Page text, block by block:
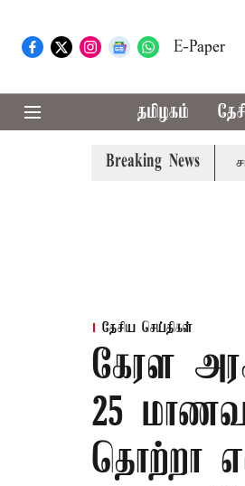
E-Paper
தமிழகம்
Breaking News
வழக்கை வாபஸ் பெற்றார் சங்கீதா
தேசிய செய்திகள்
கேரள
25
தொற்றா